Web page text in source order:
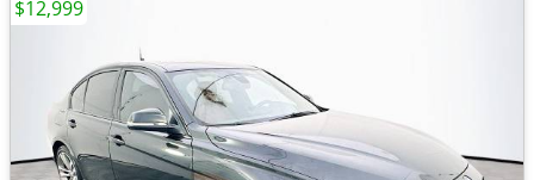
$12,999